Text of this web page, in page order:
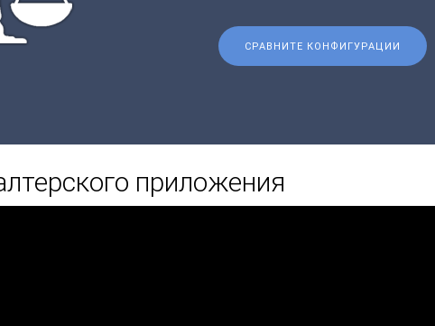
СРАВНИТЕ КОНФИГУРАЦИИ
приложения